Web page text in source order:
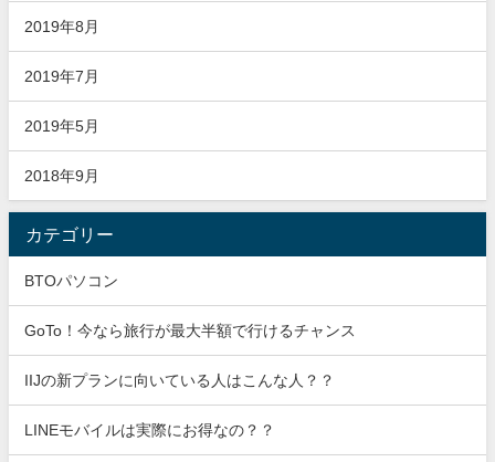
2019年8月
2019年7月
2019年5月
2018年9月
カテゴリー
BTOパソコン
GoTo！今なら旅行が最大半額で行けるチャンス
IIJの新プランに向いている人はこんな人？？
LINEモバイルは実際にお得なの？？